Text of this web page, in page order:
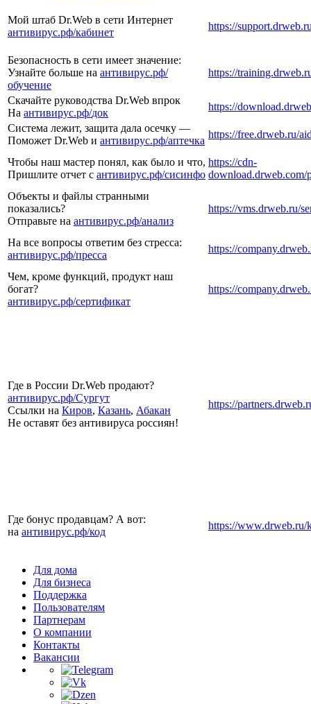
Мой штаб Dr.Web в сети Интернет
антивирус.рф/кабинет
https://
Безопасность в сети имеет значение:
Узнайте больше на антивирус.рф/
обучение
https://
Скачайте руководства Dr.Web впрок
На антивирус.рф/док
https://
Система лежит, защита дала осечку —
Поможет Dr.Web и антивирус.рф/аптечка
https://free.drweb.ru/
Чтобы наш мастер понял, как было и что,
Пришлите отчет с антивирус.рф/сисинфо
https://cdn-
download.drweb.com/
Объекты и файлы странными
показались?
Отправьте на антивирус.рф/анализ
https://vms.drweb.ru/
На все вопросы ответим без стресса:
антивирус.рф/пресса
https://
Чем, кроме функций, продукт наш
богат?
антивирус.рф/сертификат
https://
Где в России Dr.Web продают?
антивирус.рф/Сургут
Ссылки на Киров, Казань, Абакан
Не оставят без антивируса россиян!
https://
Где бонус продавцам? А вот:
на антивирус.рф/код
https://www.drweb.ru/
Для дома
Для бизнеса
Поддержка
Пользователям
Партнерам
О компании
Контакты
Вакансии